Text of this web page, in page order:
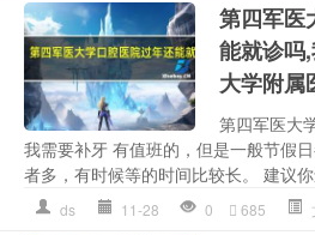
第四军医
能就诊吗
大学附属
第四军医大
我需要补牙 有值班的，但是一般节假
者多，有时候等的时间比较长。 建议
ds 11-28 0 685